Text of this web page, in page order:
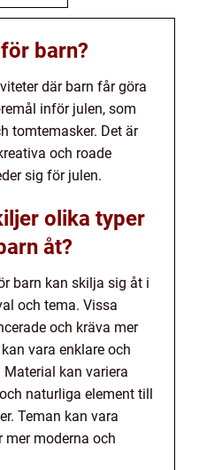
barn?
där barn får göra
inför julen, som
tomtemasker. Det är
och roade
sig för julen.
olika typer
åt?
barn kan skilja sig åt i
och tema. Vissa
och kräva mer
vara enklare och
kan variera
naturliga element till
Teman kan vara
moderna och